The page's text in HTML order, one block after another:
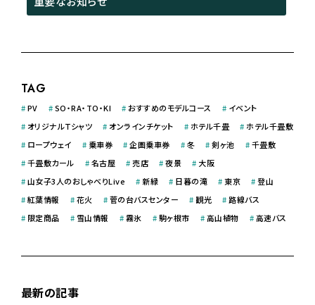
TAG
#PV #SO・RA・TO・KI #おすすめのモデルコース # イベント
# オリジナルＴシャツ # オンラインチケット # ホテル千畳 # ホテル千畳敷
# ロープウェイ # 乗車券 #企画乗車券 #冬 #剣ヶ池 #千畳敷
#千畳敷カール #名古屋 #売店 #夜景 # 大阪
#山女子3人のおしゃべりLive # 新緑 # 日暮の滝 #東京 #登山
#紅葉情報 #花火 #菅の台バスセンター # 観光 # 路線バス
# 限定商品 # 雪山情報 #霧氷 #駒ヶ根市 #高山植物 #高速バス
最新の記事